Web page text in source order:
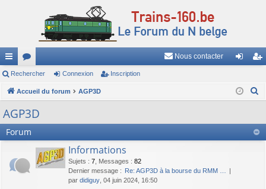
ac
co
ur
ci
or
u
m
Nous contacter
ne cri
on
Rechercher Connexion Inscription
Accueil du forum AGP3D
e
AGP3D
Forum
Informations
Sujets : 7 Messages : 82
Dernier message : Re: AGP3D à la bourse du RMM …
par didiguy , 04 juin 2024, 16:50